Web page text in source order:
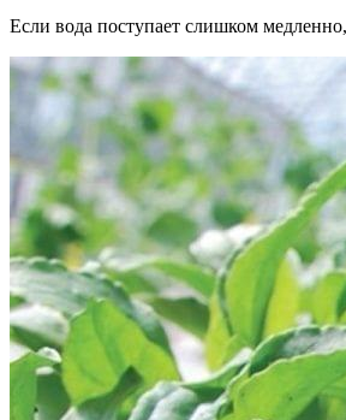
Если вода поступает слишком